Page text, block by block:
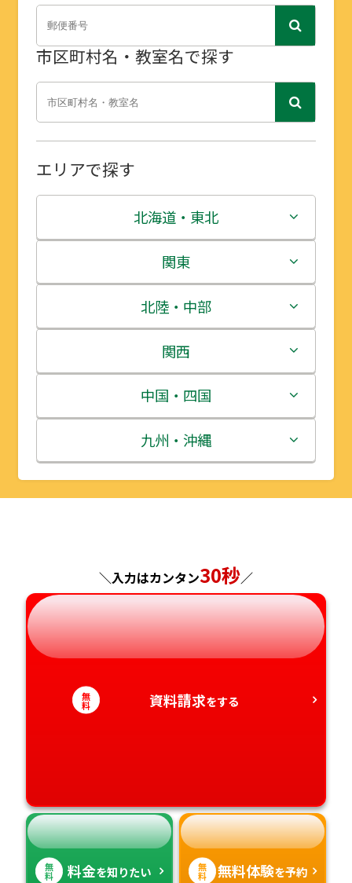
市区町村名・教室名で探す
エリアで探す
北海道・東北
北海道
青森県
岩手県
宮城県
秋田県
山形県
関東
茨城県
栃木県
群馬県
埼玉県
千葉県
神奈川県
北陸・中部
新潟県
富山県
石川県
福井県
長野県
岐阜県
静岡県
愛知県
関西
三重県
滋賀県
京都府
兵庫県
奈良県
和歌山県
中国・四国
鳥取県
島根県
広島県
山口県
徳島県
香川県
九州・沖縄
福岡県
長崎県
熊本県
大分県
宮崎県
＼入力はカンタン30秒／
無
料 資料請求をする
無
料 料金を知りたい 無
料 無料体験を予約